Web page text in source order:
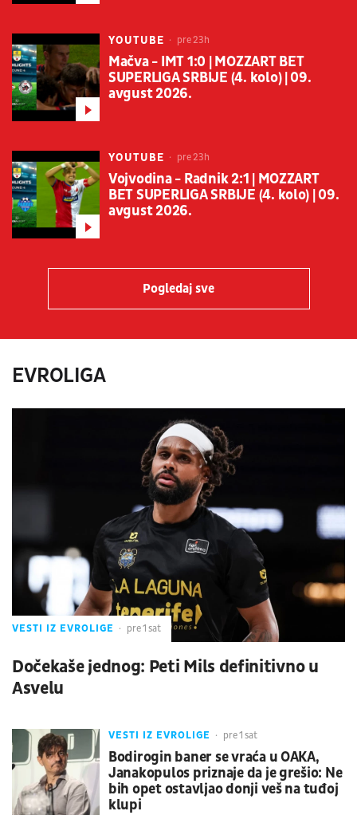
YOUTUBE pre 23h
Mačva - IMT 1:0 | MOZZART BET
SUPERLIGA SRBIJE (4. kolo) | 09.
avgust 2026.
YOUTUBE pre 23h
Vojvodina - Radnik 2:1 | MOZZART
BET SUPERLIGA SRBIJE (4. kolo) | 09.
avgust 2026.
Pogledaj sve
EVROLIGA
VESTI IZ EVROLIGE pre 1 sat
Dočekaše jednog: Peti Mils definitivno u
Asvelu
VESTI IZ EVROLIGE pre 1 sat
Bodirogin baner se vraća u OAKA,
Janakopulos priznaje da je grešio: Ne
bih opet ostavljao donji veš na tuđoj
klupi